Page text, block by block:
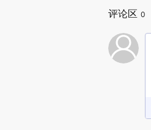
评论区 0